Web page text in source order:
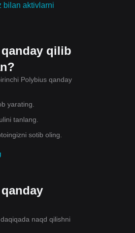
bilan aktivlarni
qilib
Polybius qanday
yarating.
tanlang.
sotib oling.
naqd qilishni